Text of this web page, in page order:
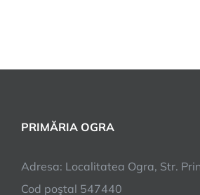
PRIMĂRIA OGRA
Adresa: Localitatea Ogra, Str.
Cod poştal 547440